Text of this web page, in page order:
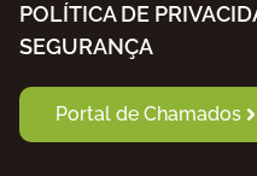
POLÍTICA DE
SEGURANÇA
Portal de Chamados